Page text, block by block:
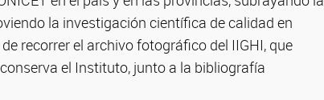
la investigación científica de calidad en
recorrer el archivo fotográfico del IIGHI, que
el Instituto, junto a la bibliografía